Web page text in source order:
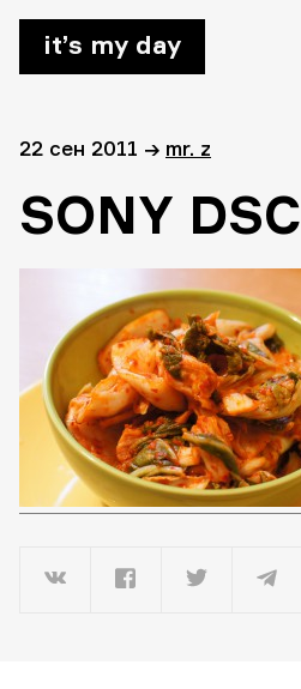
it’s my day
22 сен 2011 → mr. z
SONY DSC